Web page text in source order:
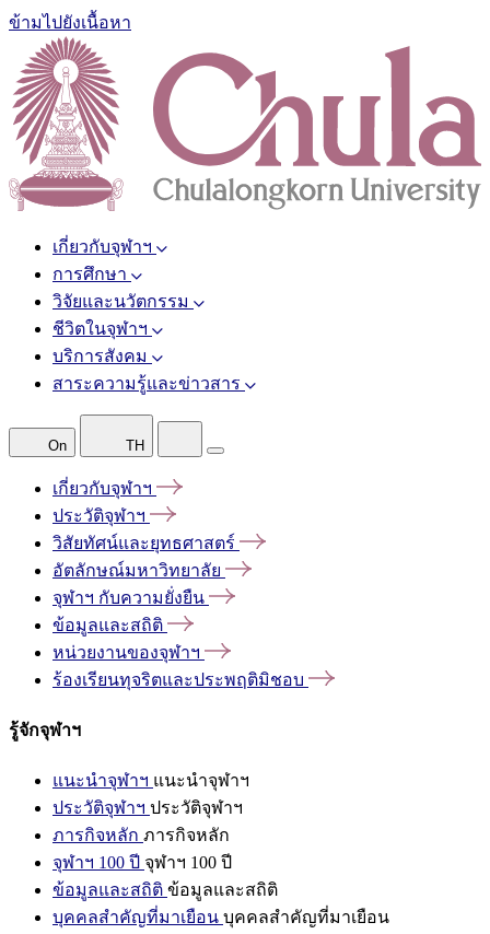
ข้ามไปยังเนื้อหา
เกี่ยวกับจุฬาฯ
การศึกษา
วิจัยและนวัตกรรม
ชีวิตในจุฬาฯ
บริการสังคม
สาระความรู้และข่าวสาร
On TH
เกี่ยวกับจุฬาฯ
ประวัติจุฬาฯ
วิสัยทัศน์และยุทธศาสตร์
อัตลักษณ์มหาวิทยาลัย
จุฬาฯ กับความยั่งยืน
ข้อมูลและสถิติ
หน่วยงานของจุฬาฯ
ร้องเรียนทุจริตและประพฤติมิชอบ
รู้จักจุฬาฯ
แนะนำจุฬาฯ แนะนำจุฬาฯ
ประวัติจุฬาฯ ประวัติจุฬาฯ
ภารกิจหลัก ภารกิจหลัก
จุฬาฯ 100 ปี จุฬาฯ 100 ปี
ข้อมูลและสถิติ ข้อมูลและสถิติ
บุคคลสำคัญที่มาเยือน บุคคลสำคัญที่มาเยือน